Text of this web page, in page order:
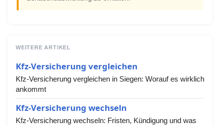
WEITERE ARTIKEL
Kfz-Versicherung vergleichen
Kfz-Versicherung vergleichen in Siegen: Worauf es wirklich
ankommt
Kfz-Versicherung wechseln
Kfz-Versicherung wechseln: Fristen, Kündigung und was